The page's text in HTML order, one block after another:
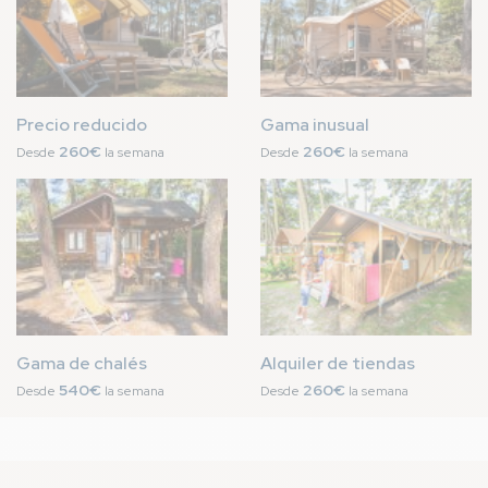
Precio reducido
Desde 260€ la semana
Gama inusual
Desde 260€ la semana
Imagen
Gama de chalés
Desde 540€ la semana
Imagen
Alquiler de tiendas
Desde 260€ la semana